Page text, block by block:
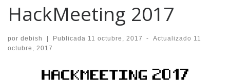
HackMeeting 2017
por debish | Publicada 11 octubre, 2017 - Actualizado 11
octubre, 2017